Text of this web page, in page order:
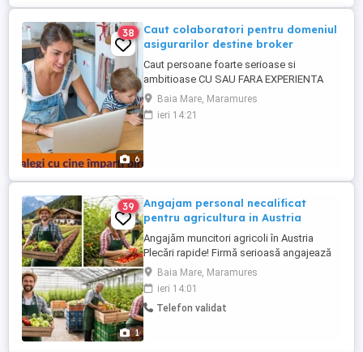
6
38
Caut colaboratori pentru domeniul
asigurarilor destine broker
Caut persoane foarte serioase si
ambitioase CU SAU FARA EXPERIENTA
pentru a lucra in domeniul asigurarilor in
cadrul companiei DESTINE BROKER de
Asigurare si Reasigurare. Puteti afla mai
Baia Mare, Maramures
ieri 14:21
1
39
Angajam personal necalificat
pentru agricultura in Austria
Angajăm muncitori agricoli în Austria
Plecări rapide! Firmă serioasă angajează
personal pentru muncă în agricultură în
Austria. Salariu de la 2000 luna Contract
legal de muncă Cazare asigurată
Posibilitate de ore suplimentare Nu este
Baia Mare, Maramures
ieri 14:01
Telefon validat